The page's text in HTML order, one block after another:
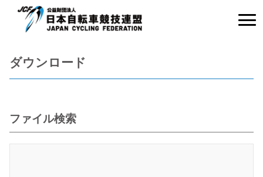
ダウンロード
ファイル検索